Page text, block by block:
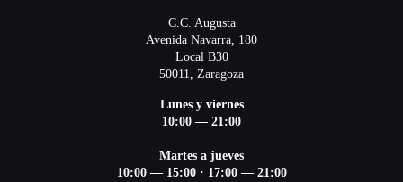
C.C. Augusta
Avenida Navarra, 180
Local B30
50011, Zaragoza
Lunes y viernes
10:00 — 21:00
Martes a jueves
10:00 — 15:00 · 17:00 — 21:00